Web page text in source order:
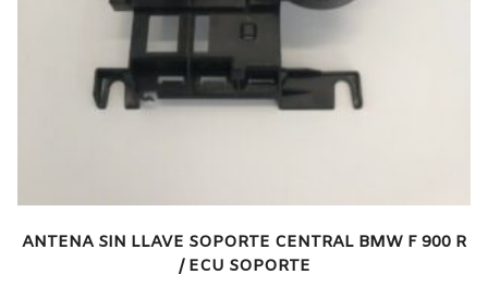
ANTENA SIN LLAVE SOPORTE CENTRAL BMW F 900 R
/ ECU SOPORTE